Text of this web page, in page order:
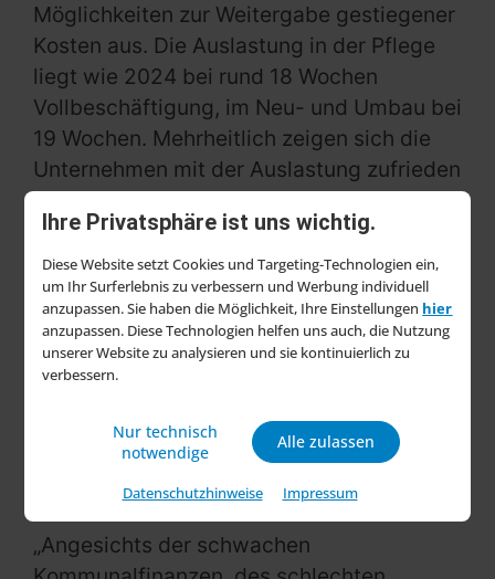
Ihre Privatsphäre ist uns wichtig.
Diese Website setzt Cookies und Targeting-Technologien ein,
um Ihr Surferlebnis zu verbessern und Werbung individuell
anzupassen. Sie haben die Möglichkeit, Ihre Einstellungen hier
anzupassen. Diese Technologien helfen uns auch, die Nutzung
unserer Website zu analysieren und sie kontinuierlich zu
verbessern.
Nur technisch
notwendige
Alle zulassen
Datenschutzhinweise Impressum
Möglichkeiten zur Weitergabe gestiegener
Kosten aus. Die Auslastung in der Pflege
liegt wie 2024 bei rund 18 Wochen
Vollbeschäftigung, im Neu- und Umbau bei
19 Wochen. Mehrheitlich zeigen sich die
Unternehmen mit der Auslastung zufrieden
– dennoch bewerten lediglich 65 Prozent
ihre aktuelle Geschäftslage als gut, 32
Prozent als befriedigend, 2,8 Prozent
stufen sie als schlecht ein. Für die
kommenden sechs Monate rechnen 78,6
Prozent mit gleichbleibenden
Verhältnissen, 12,5 Prozent befürchten
Branche setzt auf Klimainvestitionen –
und fordert Unterstützung
„Angesichts der schwachen